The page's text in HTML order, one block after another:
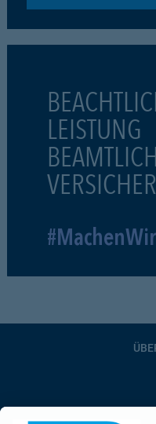
LEISTUNG
BEAMTLICH